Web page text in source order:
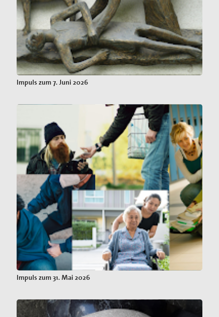
Impuls zum 7. Juni 2026
Impuls zum 31. Mai 2026